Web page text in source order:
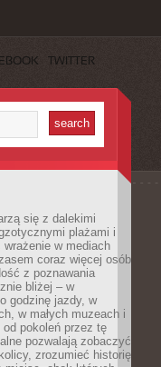
TWITTER
się z dalekimi
plażami i
w mediach
coraz więcej osób
z poznawania
bliżej – w
godzinę jazdy, w
w małych muzeach i
od pokoleń przez tę
pozwalają zobaczyć
zrozumieć historię